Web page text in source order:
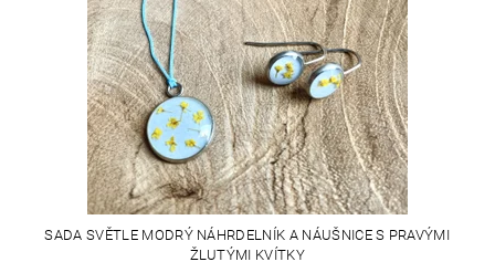
SADA SVĚTLE MODRÝ NÁHRDELNÍK A NÁUŠNICE S PRAVÝMI
ŽLUTÝMI KVÍTKY